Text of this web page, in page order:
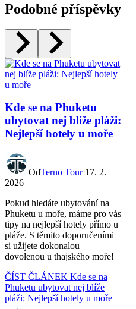
Podobné příspěvky
Kde se na Phuketu
ubytovat nej blíže pláži:
Nejlepší hotely u moře
OdTerno Tour 17. 2.
2026
Pokud hledáte ubytování na
Phuketu u moře, máme pro vás
tipy na nejlepší hotely přímo u
pláže. S těmito doporučeními
si užijete dokonalou
dovolenou u thajského moře!
ČÍST ČLÁNEK Kde se na
Phuketu ubytovat nej blíže
pláži: Nejlepší hotely u moře